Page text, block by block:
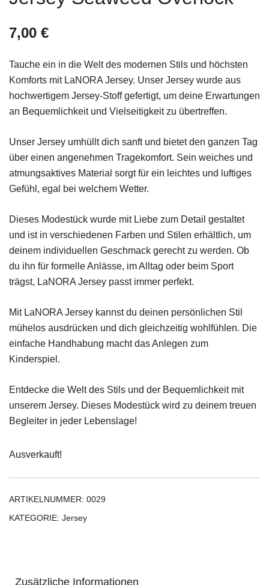
7,00 €
Tauche ein in die Welt des modernen Stils und höchsten
Komforts mit LaNORA Jersey. Unser Jersey wurde aus
hochwertigem Jersey-Stoff gefertigt, um deine Erwartungen
an Bequemlichkeit und Vielseitigkeit zu übertreffen.
Unser Jersey umhüllt dich sanft und bietet den ganzen Tag
über einen angenehmen Tragekomfort. Sein weiches und
atmungsaktives Material sorgt für ein leichtes und luftiges
Gefühl, egal bei welchem Wetter.
Dieses Modestück wurde mit Liebe zum Detail gestaltet
und ist in verschiedenen Farben und Stilen erhältlich, um
deinem individuellen Geschmack gerecht zu werden. Ob
du ihn für formelle Anlässe, im Alltag oder beim Sport
trägst, LaNORA Jersey passt immer perfekt.
Mit LaNORA Jersey kannst du deinen persönlichen Stil
mühelos ausdrücken und dich gleichzeitig wohlfühlen. Die
einfache Handhabung macht das Anlegen zum
Kinderspiel.
Entdecke die Welt des Stils und der Bequemlichkeit mit
unserem Jersey. Dieses Modestück wird zu deinem treuen
Begleiter in jeder Lebenslage!
Ausverkauft!
ARTIKELNUMMER: 0029
KATEGORIE: Jersey
Zusätzliche Informationen